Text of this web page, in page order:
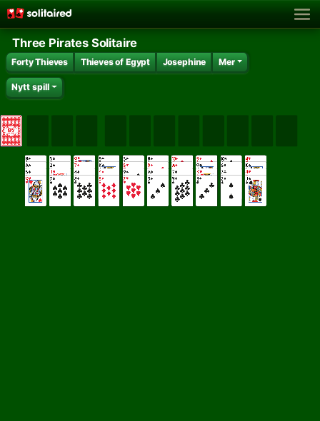
Three Pirates Solitaire
Forty Thieves Thieves of Egypt Josephine Mer
Nytt spill